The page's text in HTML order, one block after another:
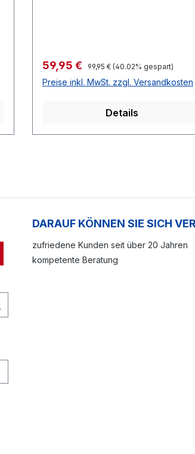
Verkaufspreis:
59,95 € Regulärer Preis:
99,95 € (40.02% gespart)
Preise inkl. MwSt. zzgl. Versandkosten
Details
DARAUF KÖNNEN SIE SICH
zufriedene Kunden seit über 20 Jahren
kompetente Beratung